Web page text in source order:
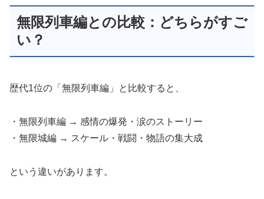
無限列車編との比較：どちらがすご
い？
歴代1位の「無限列車編」と比較すると、
・無限列車編 → 感情の爆発・涙のストーリー
・無限城編 → スケール・戦闘・物語の集大成
という違いがあります。